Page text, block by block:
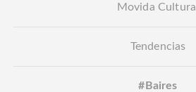
Movida Cultural
Tendencias
#Baires